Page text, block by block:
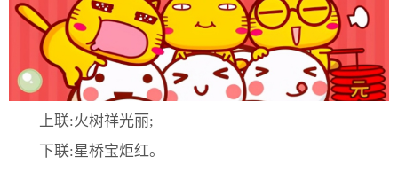
上联:火树祥光丽;
下联:星桥宝炬红。